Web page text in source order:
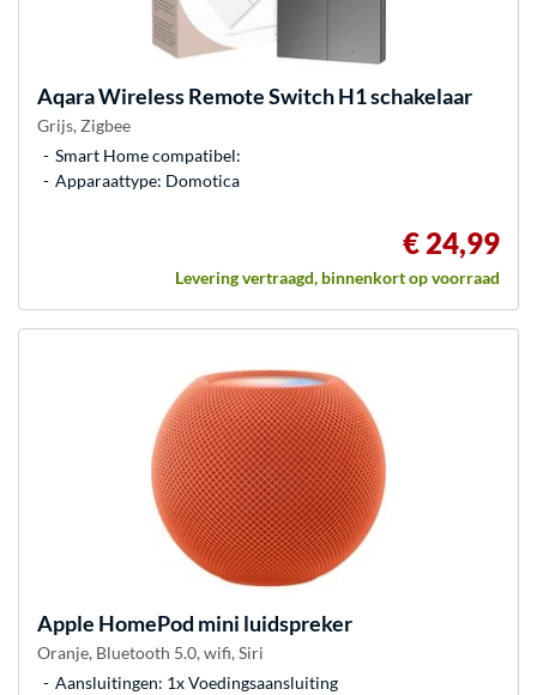
AqaraWireless Remote Switch H1 schakelaar
Grijs, Zigbee
Smart Home compatibel:
Apparaattype: Domotica
€ 24,99
Levering vertraagd, binnenkort op voorraad
Apple HomePod mini luidspreker
Oranje, Bluetooth 5.0, wifi, Siri
Aansluitingen: 1x Voedingsaansluiting